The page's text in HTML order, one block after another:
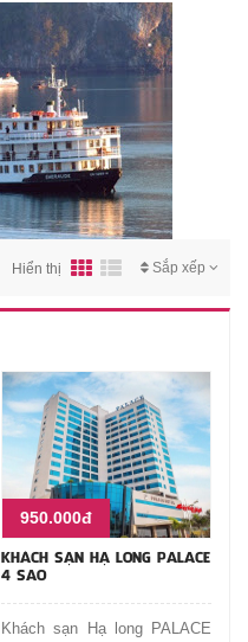
Sắp xếp
Hiển thị
950.000đ
KHÁCH SẠN HẠ LONG PALACE
4 SAO
Khách sạn Hạ long PALACE